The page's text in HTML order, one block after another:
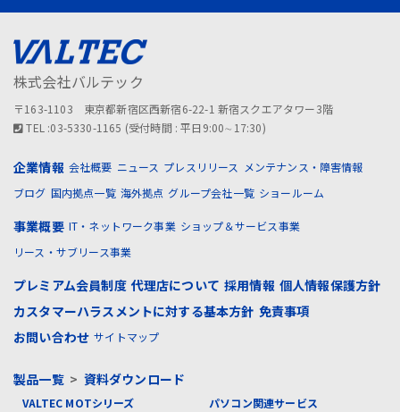
株式会社バルテック
〒163-1103 東京都新宿区西新宿6-22-1 新宿スクエアタワー3階
TEL :03-5330-1165 (受付時間 : 平日9:00∼17:30)
企業情報 会社概要 ニュース プレスリリース メンテナンス・障害情報
ブログ 国内拠点一覧 海外拠点 グループ会社一覧 ショールーム
事業概要 IT・ネットワーク事業 ショップ＆サービス事業
リース・サブリース事業
プレミアム会員制度 代理店について 採用情報 個人情報保護方針
カスタマーハラスメントに対する基本方針 免責事項
お問い合わせ サイトマップ
製品一覧> 資料ダウンロード
VALTEC MOTシリーズ
パソコン関連サービス